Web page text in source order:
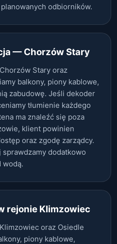
odbiorników.
— Chorzów Stary
Stary oraz
balkony, piony kablowe,
zabudowę. Jeśli dekoder
tłumienie każdego
ma znaleźć się poza
klient powinien
oraz zgodę zarządcy.
dodatkowo
wodą.
rejonie Klimzowiec
oraz Osiedle
piony kablowe,